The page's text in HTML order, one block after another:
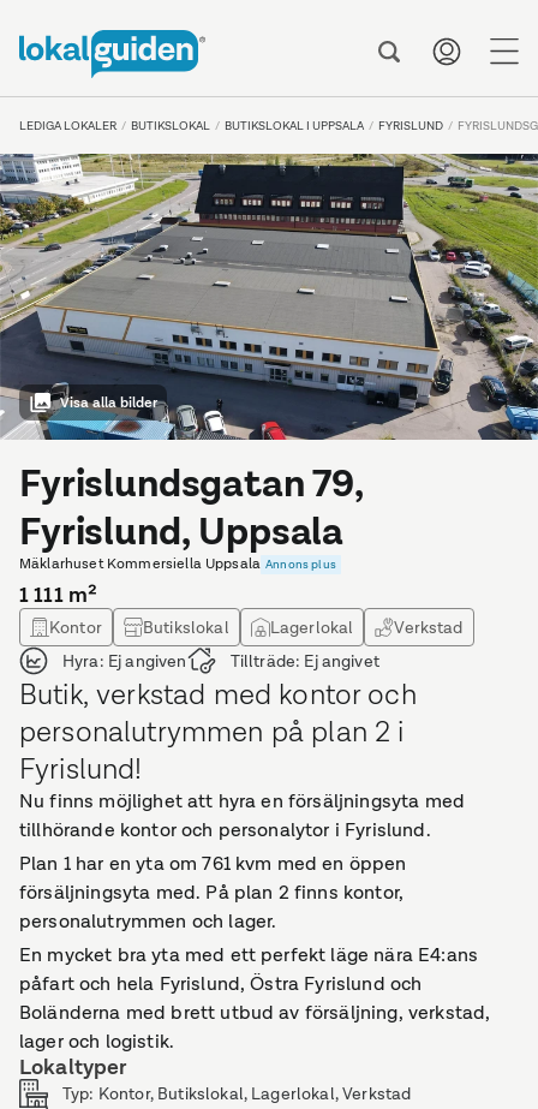
LEDIGA LOKALER BUTIKSLOKAL BUTIKSLOKAL I UPPSALA FYRISLUND
Visa alla bilder
Fyrislundsgatan 79,
Fyrislund, Uppsala
Mäklarhuset Kommersiella Uppsala Annons plus
1 111m²
Kontor Butikslokal Lagerlokal
Verkstad
Hyra: Ej angiven Tillträde: Ej angivet
Butik, verkstad med kontor och
personalutrymmen på plan 2 i
Fyrislund!
Nu finns möjlighet att hyra en försäljningsyta med
tillhörande kontor och personalytor i Fyrislund.
Plan 1 har en yta om 761 kvm med en öppen
försäljningsyta med. På plan 2 finns kontor,
personalutrymmen och lager.
En mycket bra yta med ett perfekt läge nära E4:ans
påfart och hela Fyrislund, Östra Fyrislund och
Boländerna med brett utbud av försäljning, verkstad,
lager och logistik.
Lokaltyper
Typ: Kontor, Butikslokal, Lagerlokal, Verkstad